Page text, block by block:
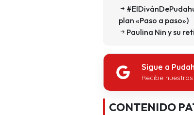
plan «Paso a paso»)
Paulina Nin y su
Sigue a
Recibe
CONTENIDO